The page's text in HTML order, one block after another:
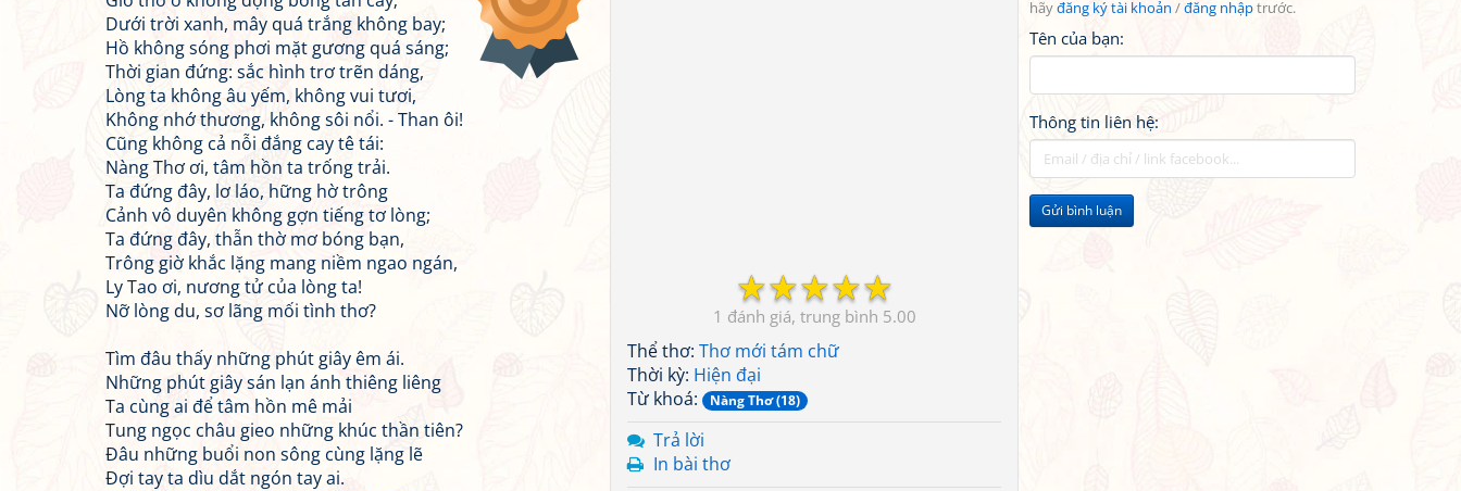
hãyđăng ký tài khoản /đăng nhậptrước.
Tên của bạn:
Thông tin liên hệ:
Gửi bình luận
☆
☆
☆
☆
☆
1 5.00
Thể thơ: Thơ mới tám chữ
Thời kỳ: Hiện đại
Từ khoá:
Nàng Thơ (18)
Trả lời
In bài thơ
Dưới trời xanh, mây quá trắng không bay;
Hồ không sóng phơi mặt gương quá sáng;
Thời gian đứng: sắc hình trơ trẽn dáng,
Lòng ta không âu yếm, không vui tươi,
Không nhớ thương, không sôi nổi. - Than ôi!
Cũng không cả nỗi đắng cay tê tái:
Nàng Thơ ơi, tâm hồn ta trống trải.
Ta đứng đây, lơ láo, hững hờ trông
Cảnh vô duyên không gợn tiếng tơ lòng;
Ta đứng đây, thẫn thờ mơ bóng bạn,
Trông giờ khắc lặng mang niềm ngao ngán,
Ly Tao ơi, nương tử của lòng ta!
Nỡ lòng du, sơ lãng mối tình thơ?
Tìm đâu thấy những phút giây êm ái.
Những phút giây sán lạn ánh thiêng liêng
Ta cùng ai để tâm hồn mê mải
Tung ngọc châu gieo những khúc thần tiên?
Đâu những buổi non sông cùng lặng lẽ
Đợi tay ta dìu dắt ngón tay ai.